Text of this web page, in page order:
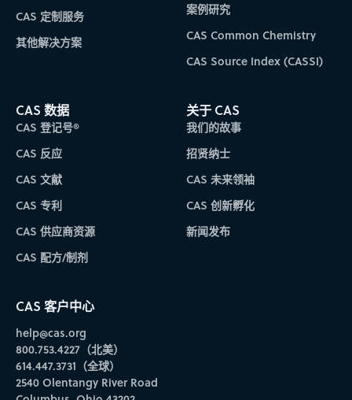
CAS 定制服务
其他解决方案
案例研究
CAS Common Chemistry
CAS Source Index (CASSI)
CAS 数据
CAS 登记号®
CAS 反应
CAS 文献
CAS 专利
CAS 供应商资源
CAS 配方/制剂
关于 CAS
我们的故事
招贤纳士
CAS 未来领袖
CAS 创新孵化
新闻发布
CAS 客户中心
help@cas.org
800.753.4227（北美）
614.447.3731（全球）
2540 Olentangy River Road